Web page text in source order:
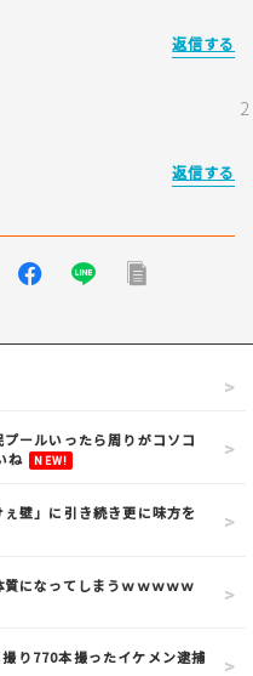
返信する
返信する
ールいったら周りがコソコ
ね
NEW!
壁」に引き続き更に味方を
になってしまうｗｗｗｗｗ
り770本撮ったイケメン逮捕